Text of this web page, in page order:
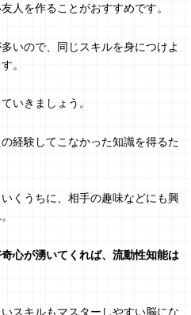
人を作ることがおすすめです。
いので、同じスキルを身につけよ
。
いきましょう。
経験してこなかった知識を得るた
くうちに、相手の趣味などにも興
心が湧いてくれば、流動性知能は
スキルもマスターしやすい脳にな